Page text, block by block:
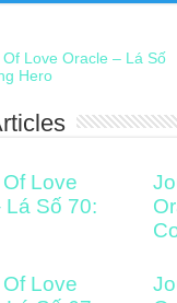
Love Oracle – Lá Số
Hero
Love
Lá Số 70:
Love